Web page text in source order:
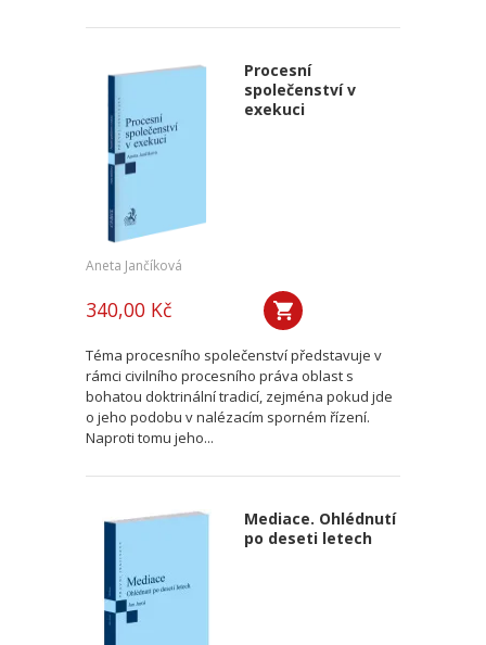
Procesní
společenství v
exekuci
Aneta Jančíková
340,00 Kč
Téma procesního společenství představuje v
rámci civilního procesního práva oblast s
bohatou doktrinální tradicí, zejména pokud jde
o jeho podobu v nalézacím sporném řízení.
Naproti tomu jeho...
Mediace. Ohlédnutí
po deseti letech